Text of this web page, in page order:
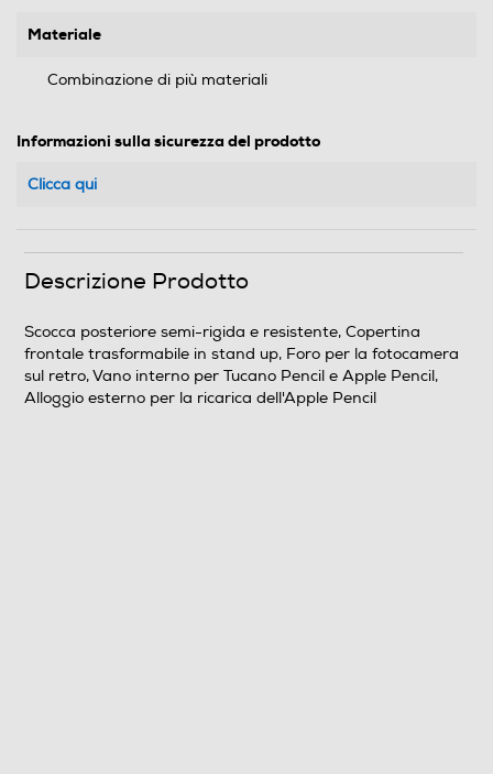
Materiale
Combinazione di più materiali
Informazioni sulla sicurezza del prodotto
Clicca qui
Descrizione Prodotto
Scocca posteriore semi-rigida e resistente, Copertina
frontale trasformabile in stand up, Foro per la fotocamera
sul retro, Vano interno per Tucano Pencil e Apple Pencil,
Alloggio esterno per la ricarica dell'Apple Pencil